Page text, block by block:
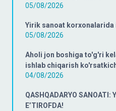
05/08/2026
Yirik sanoat
05/08/2026
Aholi jon boshiga to'g'ri
ishlab chiqarish
04/08/2026
QASHQADARYO SANOATI:
E’TIROFDA!